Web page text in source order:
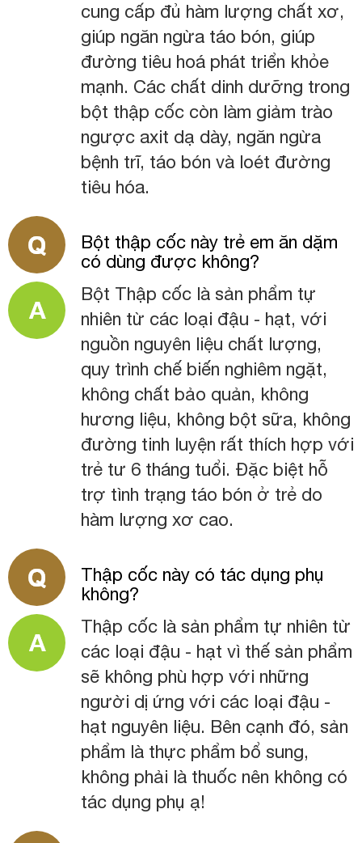
cung cấp đủ hàm lượng chất xơ,
giúp ngăn ngừa táo bón, giúp
đường tiêu hoá phát triển khỏe
mạnh. Các chất dinh dưỡng trong
bột thập cốc còn làm giảm trào
ngược axit dạ dày, ngăn ngừa
bệnh trĩ, táo bón và loét đường
tiêu hóa.
Bột thập cốc này trẻ em ăn dặm
có dùng được không?
Bột Thập cốc là sản phẩm tự
nhiên từ các loại đậu - hạt, với
nguồn nguyên liệu chất lượng,
quy trình chế biến nghiêm ngặt,
không chất bảo quản, không
hương liệu, không bột sữa, không
đường tinh luyện rất thích hợp với
trẻ tư 6 tháng tuổi. Đặc biệt hỗ
trợ tình trạng táo bón ở trẻ do
hàm lượng xơ cao.
Thập cốc này có tác dụng phụ
không?
Thập cốc là sản phẩm tự nhiên từ
các loại đậu - hạt vì thế sản phẩm
sẽ không phù hợp với những
người dị ứng với các loại đậu -
hạt nguyên liệu. Bên cạnh đó, sản
phẩm là thực phẩm bổ sung,
không phải là thuốc nên không có
tác dụng phụ ạ!